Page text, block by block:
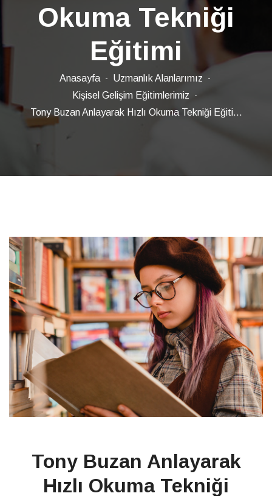
Okuma Tekniği
Eğitimi
Anasayfa
Uzmanlık Alanlarımız
Kişisel Gelişim Eğitimlerimiz
Tony Buzan Anlayarak Hızlı Okuma Tekniği Eğiti...
Tony Buzan Anlayarak
Hızlı Okuma Tekniği